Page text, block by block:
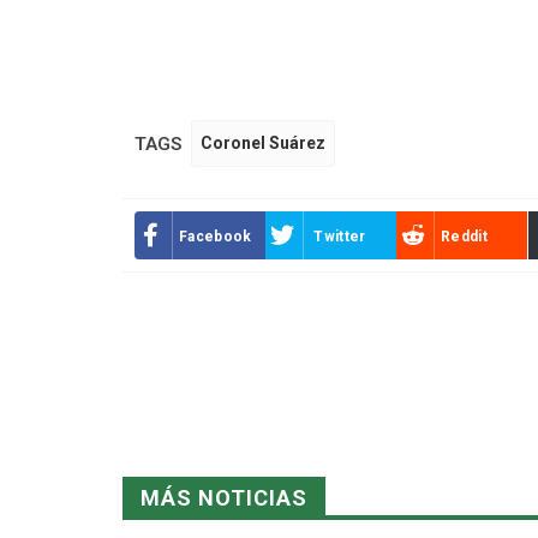
TAGS Coronel Suárez
Facebook Twitter Reddit
MÁS NOTICIAS